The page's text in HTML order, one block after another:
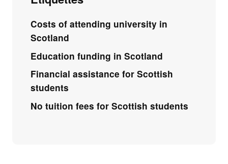
Costs of attending university in
Scotland
Education funding in Scotland
Financial assistance for Scottish
students
No tuition fees for Scottish students